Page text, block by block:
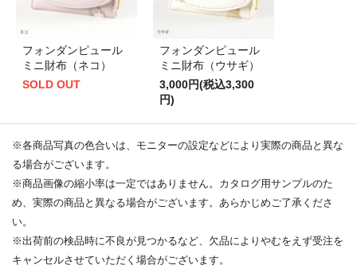
フォンダンピュール
ミニ財布（ネコ）
SOLD OUT
フォンダンピュール
ミニ財布（ウサギ）
3,000円(税込3,300
円)
※各商品写真の色合いは、モニターの設定などにより実際の商品と異な
る場合がございます。
※商品画像の縮小率は一定ではありません。カタログ用サンプルのた
め、実際の商品と異なる場合がございます。あらかじめご了承くださ
い。
※出荷前の検品時に不良が見つかるなど、欠品によりやむをえず受注を
キャンセルさせていただく場合がございます。